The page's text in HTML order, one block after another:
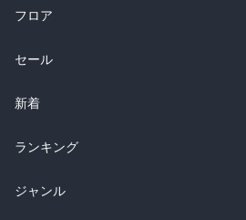
フロア
総合
ラノベ
雑誌・グラビア
BL・TL
セール
総合
ラノベ
雑誌・グラビア
新着
総合
ラノベ
ランキング
総合
ジャンル